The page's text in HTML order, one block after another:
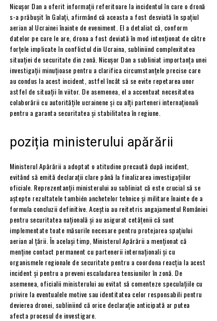
Nicușor Dan a oferit informații referitoare la incidentul în care o dronă
s-a prăbușit în Galați, afirmând că aceasta a fost desviată în spațiul
aerian al Ucrainei înainte de eveniment. El a detaliat că, conform
datelor pe care le are, drona a fost deviată în mod intenționat de către
forțele implicate în conflictul din Ucraina, subliniind complexitatea
situației de securitate din zonă. Nicușor Dan a subliniat importanța unei
investigații minuțioase pentru a clarifica circumstanțele precise care
au condus la acest incident, astfel încât să se evite repetarea unor
astfel de situații în viitor. De asemenea, el a accentuat necesitatea
colaborării cu autoritățile ucrainene și cu alți parteneri internaționali
pentru a garanta securitatea și stabilitatea în regiune.
poziția ministerului apărării
Ministerul Apărării a adoptat o atitudine precaută după incident,
evitând să emită declarații clare până la finalizarea investigațiilor
oficiale. Reprezentanții ministerului au subliniat că este crucial să se
aștepte rezultatele también anchetelor tehnice și militare înainte de a
formula concluzii definitive. Aceștia au reitetris angajamentul României
pentru securitatea națională și au asigurat cetățenii că sunt
implementate toate măsurile necesare pentru protejarea spațiului
aerian al țării. În același timp, Ministerul Apărării a menționat că
menține contact permanent cu partenerii internaționali și cu
organismele regionale de securitate pentru a coordona reacția la acest
incident și pentru a preveni escaladarea tensiunilor în zonă. De
asemenea, oficialii ministerului au evitat să comenteze speculațiile cu
privire la eventualele motive sau identitatea celor responsabili pentru
devierea dronei, subliniind că orice declarație anticipată ar putea
afecta procesul de investigare.